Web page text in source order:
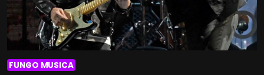
FUNGO MUSICA